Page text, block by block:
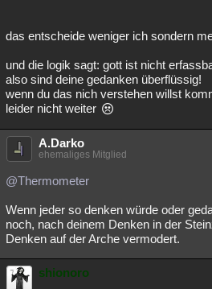
das entscheide weniger ich sondern
und die logik sagt: gott ist nicht
also sind deine gedanken überflüssig!
wenn du das nich verstehen willst
leider nicht weiter
A.Darko
ehemaliges Mitglied
@Thermometer
Wenn jeder so denken würde oder
noch, nach deinem Denken in der
Denken auf der Arche vermodert.
shionoro